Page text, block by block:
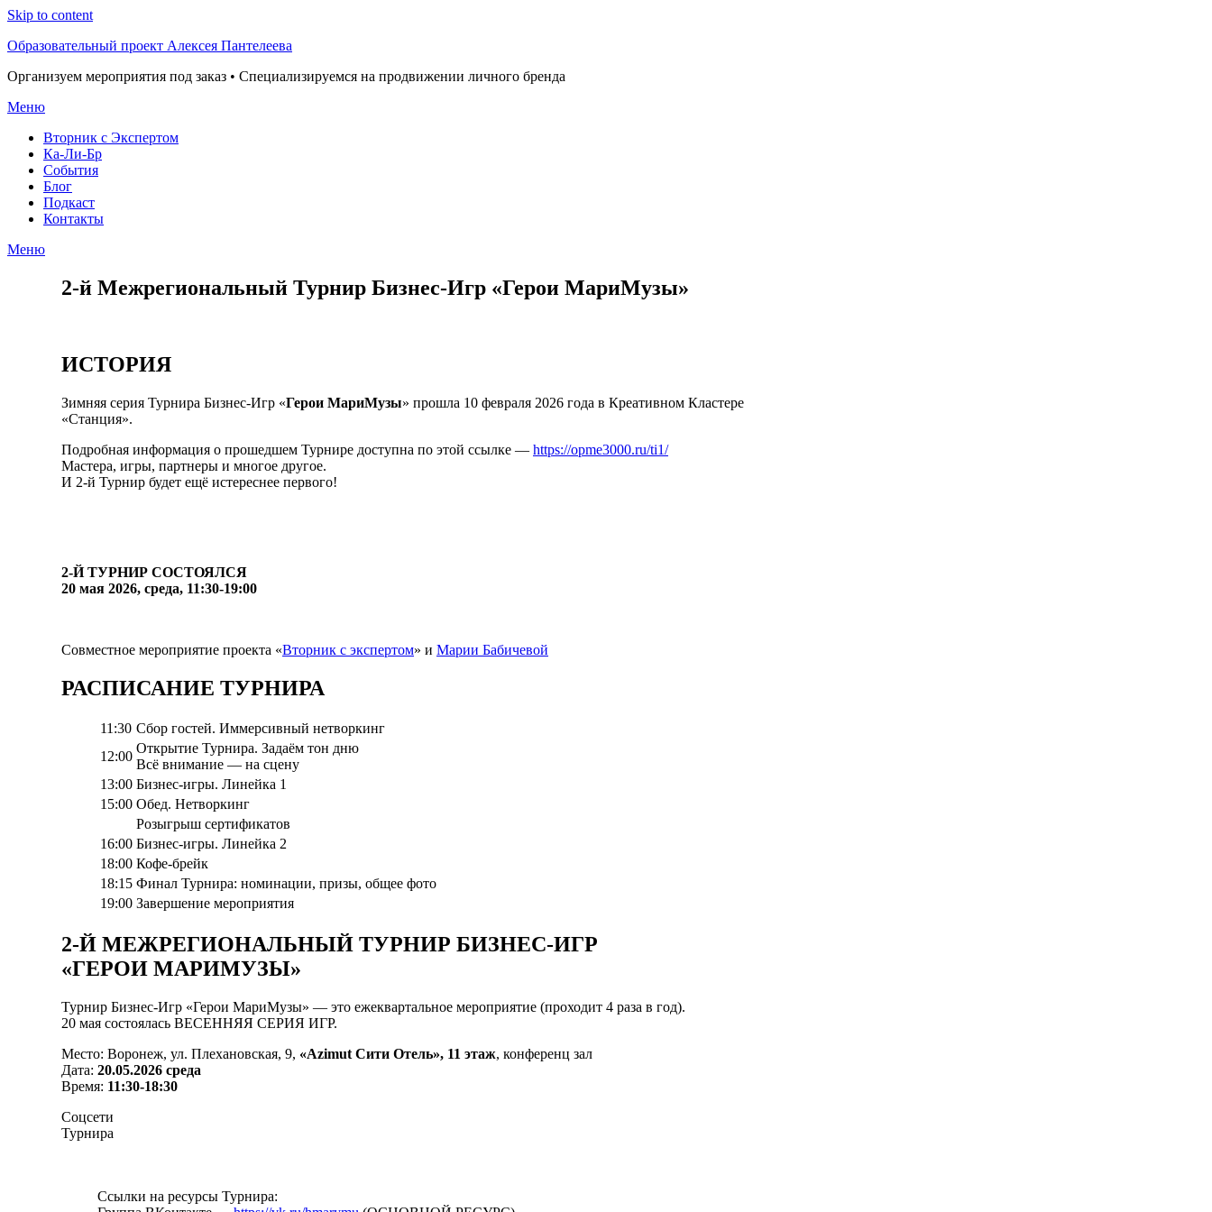
Skip to content
Образовательный проект Алексея Пантелеева
Организуем мероприятия под заказ • Специализируемся на продвижении личного бренда
Меню
Вторник с Экспертом
Ка-Ли-Бр
События
Блог
Подкаст
Контакты
Меню
2-й Межрегиональный Турнир Бизнес-Игр «Герои МариМузы»
ИСТОРИЯ
Зимняя серия Турнира Бизнес-Игр «Герои МариМузы» прошла 10 февраля 2026 года в Креативном Кластере
«Станция».
Подробная информация о прошедшем Турнире доступна по этой ссылке — https://opme3000.ru/ti1/
Мастера, игры, партнеры и многое другое.
И 2-й Турнир будет ещё истереснее первого!
2-Й ТУРНИР СОСТОЯЛСЯ
20 мая 2026, среда, 11:30-19:00
Совместное мероприятие проекта «Вторник с экспертом» и Марии Бабичевой
РАСПИСАНИЕ ТУРНИРА
11:30 Сбор гостей. Иммерсивный нетворкинг
12:00
Открытие Турнира. Задаём тон дню
Всё внимание — на сцену
13:00 Бизнес-игры. Линейка 1
15:00 Обед. Нетворкинг
Розыгрыш сертификатов
16:00 Бизнес-игры. Линейка 2
18:00 Кофе-брейк
18:15 Финал Турнира: номинации, призы, общее фото
19:00 Завершение мероприятия
2-Й МЕЖРЕГИОНАЛЬНЫЙ ТУРНИР БИЗНЕС-ИГР
«ГЕРОИ МАРИМУЗЫ»
Турнир Бизнес-Игр «Герои МариМузы» — это ежеквартальное мероприятие (проходит 4 раза в год).
20 мая состоялась ВЕСЕННЯЯ СЕРИЯ ИГР.
Место: Воронеж, ул. Плехановская, 9, «Azimut Сити Отель», 11 этаж, конференц зал
Дата: 20.05.2026 среда
Время: 11:30-18:30
Соцсети
Турнира
Ссылки на ресурсы Турнира: